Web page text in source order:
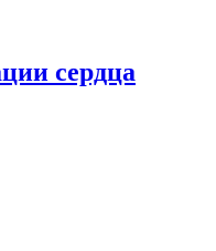
сердца